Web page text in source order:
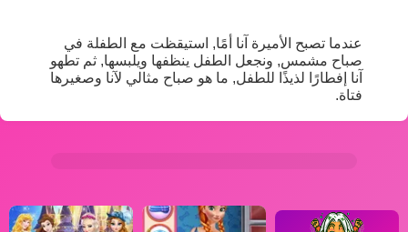
عندما تصبح الأميرة آنا أمًا, استيقظت مع الطفلة في
صباح مشمس, ونجعل الطفل ينظفها ويلبسها, ثم تطهو
آنا إفطارًا لذيذًا للطفل, ما هو صباح مثالي لآنا وصغيرها
فتاة.